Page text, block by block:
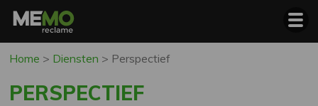
Home > Diensten > Perspectief
PERSPECTIEF